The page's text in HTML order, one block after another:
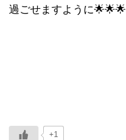
過ごせますように🌟🌟🌟
+1